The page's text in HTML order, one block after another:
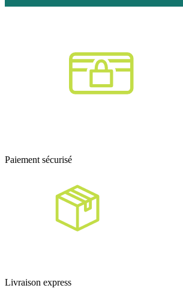
Paiement sécurisé
Livraison express